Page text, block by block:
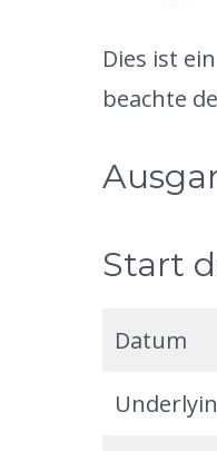
Dies ist
beachte
Start
Datum